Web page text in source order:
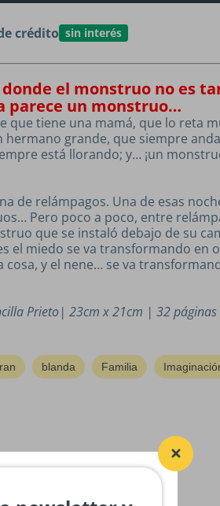
crédito sin interés
el monstruo no es
parece un monstruo…
que tiene una mamá, que lo reta
hermano grande, que siempre
está llorando; y… ¡un
de relámpagos. Una de esas
Pero poco a poco, entre
que se instaló debajo de su
el miedo se va transformando en
y el nene… se va
Prieto| 23cm x 21cm | 32 páginas
blanda Familia